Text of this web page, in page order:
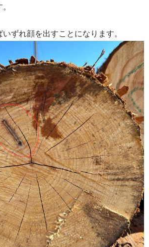
ずれ顔を出すことになります。